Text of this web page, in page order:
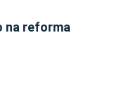
na reforma